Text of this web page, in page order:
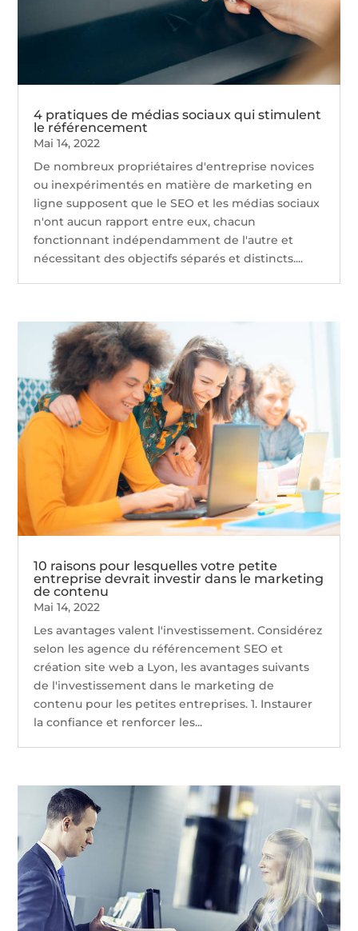
4 pratiques de médias sociaux qui stimulent
le référencement
Mai 14, 2022
De nombreux propriétaires d'entreprise novices
ou inexpérimentés en matière de marketing en
ligne supposent que le SEO et les médias sociaux
n'ont aucun rapport entre eux, chacun
fonctionnant indépendamment de l'autre et
nécessitant des objectifs séparés et distincts....
10 raisons pour lesquelles votre petite
entreprise devrait investir dans le marketing
de contenu
Mai 14, 2022
Les avantages valent l'investissement. Considérez
selon les agence du référencement SEO et
création site web a Lyon, les avantages suivants
de l'investissement dans le marketing de
contenu pour les petites entreprises. 1. Instaurer
la confiance et renforcer les...